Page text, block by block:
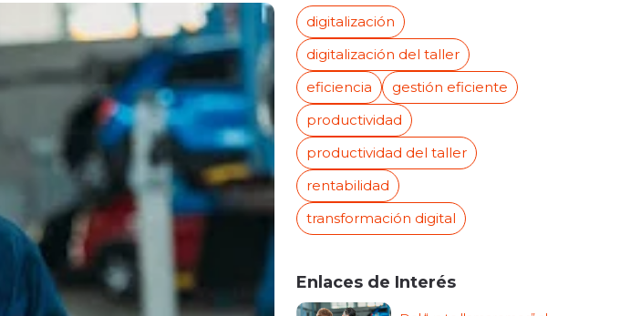
digitalización
digitalización del taller
eficiencia
gestión eficiente
productividad
productividad del taller
rentabilidad
transformación digital
Enlaces de Interés